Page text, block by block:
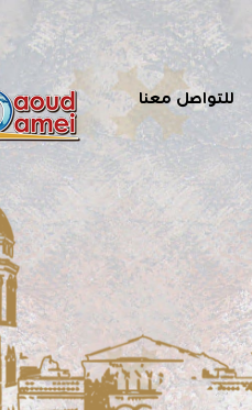
للتواصل معنا